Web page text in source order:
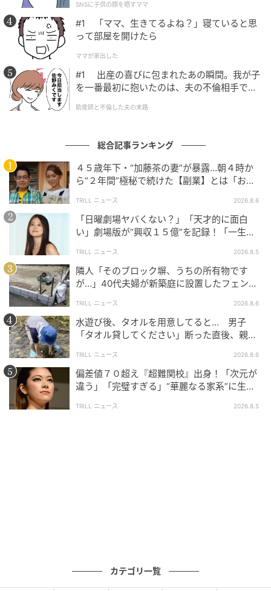
ウーマンエキサイト
SNSに子供の顔を晒すママ
#1 「ママ、生きてるよね？」寝ていると思
って部屋を開けたら
ママが家出した
#1 出産の喜びに包まれたあの瞬間。我が子
を一番最初に抱いたのは、夫の不倫相手でし
助産師と不倫した夫の末路
総合記事ランキング
４５歳年下・“加藤茶の妻”が暴露…朝４時か
ら“２年間”極秘で続けた【副業】とは「お金
TRILL ニュース 2026.8.6
「日曜劇場ヤバくない？」「天才的に面白
い」劇場版が“興収１５億”を記録！「一生言
TRILL ニュース 2026.8.5
隣人「そのブロック塀、うちの所有物です
が…」40代夫婦が新築庭に設置したフェン
TRILL ニュース 2026.8.6
水遊び後、タオルを用意してると… 男子
「タオル貸してください」断った直後、親が
TRILL ニュース 2026.8.6
偏差値７０超え『超難関校』出身！「次元が
違う」「完璧すぎる」“華麗なる家系”に生ま
TRILL ニュース 2026.8.5
カテゴリ一覧